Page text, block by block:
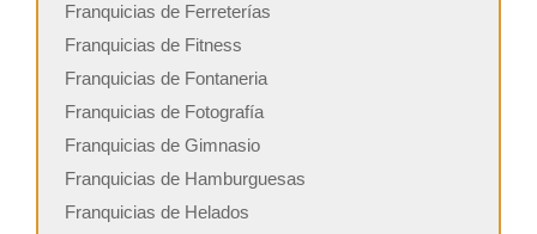
Franquicias de Ferreterías
Franquicias de Fitness
Franquicias de Fontaneria
Franquicias de Fotografía
Franquicias de Gimnasio
Franquicias de Hamburguesas
Franquicias de Helados